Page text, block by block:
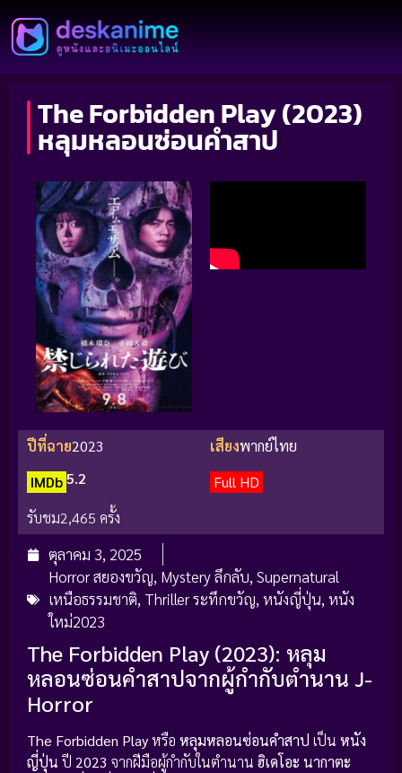
The Forbidden Play (2023)
หลุมหลอนซ่อนคำสาป
ปีที่ฉาย2023 เสียงพากย์ไทย
IMDb5.2
Full HD
รับชม2,465 ครั้ง
ตุลาคม 3, 2025
Horror สยองขวัญ, Mystery ลึกลับ, Supernatural
เหนือธรรมชาติ, Thriller ระทึกขวัญ, หนังญี่ปุ่น, หนัง
ใหม่2023
The Forbidden Play (2023): หลุม
หลอนซ่อนคำสาปจากผู้กำกับตำนาน J-
Horror
The Forbidden Playหรือ หลุมหลอนซ่อนคำสาป เป็น หนัง
ญี่ปุ่น ปี 2023 จากฝีมือผู้กำกับในตำนาน ฮิเดโอะ นากาตะ